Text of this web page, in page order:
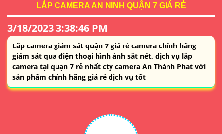
LẮP CAMERA AN NINH QUẬN 7 GIÁ RẺ
3/18/2023 3:38:46 PM
Lắp camera giám sát quận 7 giá rẻ camera chính hãng
giám sát qua điện thoại hình ảnh sắt nét, dịch vụ lắp
camera tại quạn 7 rẻ nhất cty camera An Thành Phat với
sản phẩm chính hãng giá rẻ dịch vụ tốt